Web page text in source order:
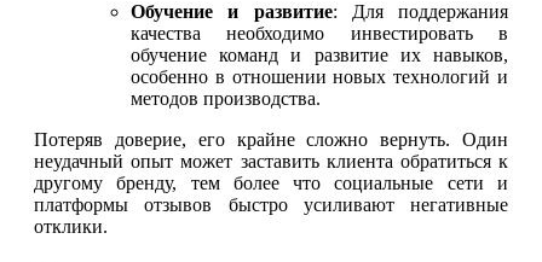
Обучение и развитие: Для поддержания
качества необходимо инвестировать в
обучение команд и развитие их навыков,
особенно в отношении новых технологий и
методов производства.
Потеряв доверие, его крайне сложно вернуть. Один
неудачный опыт может заставить клиента обратиться к
другому бренду, тем более что социальные сети и
платформы отзывов быстро усиливают негативные
отклики.